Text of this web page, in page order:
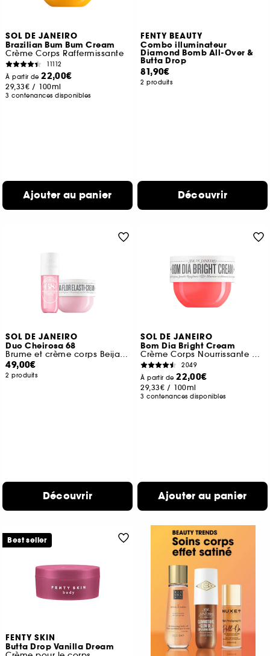
SOL DE JANEIRO
Brazilian Bum Bum Cream
Crème Corps Raffermissante
11112
À partir de22,00€
29,33€ / 100ml
3 contenances disponibles
Ajouter au panier
FENTY BEAUTY
Combo illuminateur
Diamond Bomb All-Over &
Butta Drop
81,90€
2 produits
Découvrir
SOL DE JANEIRO
Duo Cheirosa 68
Brume et crème corps Beija Flor
49,00€
2 produits
Découvrir
SOL DE JANEIRO
Bom Dia Bright Cream
Crème Corps Nourrissante et Exfoliante
2049
À partir de22,00€
29,33€ / 100ml
3 contenances disponibles
Ajouter au panier
FENTY SKIN
Butta Drop Vanilla Dream
Best seller